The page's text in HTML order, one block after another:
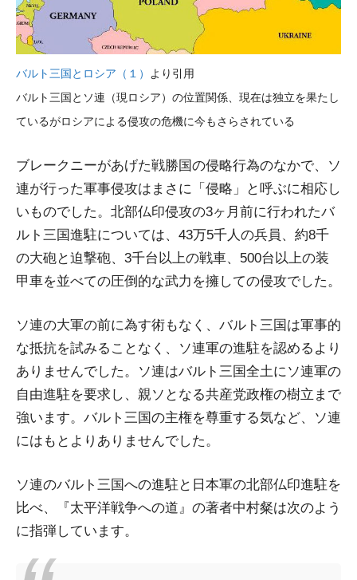
バルト三国とロシア（１） より引用
バルト三国とソ連（現ロシア）の位置関係、現在は独立を果たし
ているがロシアによる侵攻の危機に今もさらされている
ブレークニーがあげた戦勝国の侵略行為のなかで、ソ
連が行った軍事侵攻はまさに「侵略」と呼ぶに相応し
いものでした。北部仏印侵攻の3ヶ月前に行われたバ
ルト三国進駐については、43万5千人の兵員、約8千
の大砲と迫撃砲、3千台以上の戦車、500台以上の装
甲車を並べての圧倒的な武力を擁しての侵攻でした。
ソ連の大軍の前に為す術もなく、バルト三国は軍事的
な抵抗を試みることなく、ソ連軍の進駐を認めるより
ありませんでした。ソ連はバルト三国全土にソ連軍の
自由進駐を要求し、親ソとなる共産党政権の樹立まで
強います。バルト三国の主権を尊重する気など、ソ連
にはもとよりありませんでした。
ソ連のバルト三国への進駐と日本軍の北部仏印進駐を
比べ、『太平洋戦争への道』の著者中村粲は次のよう
に指弾しています。